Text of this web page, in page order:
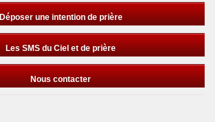
Déposer une intention de prière
Les SMS du Ciel et de prière
Nous contacter